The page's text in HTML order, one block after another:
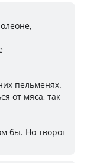
пельменях.
от мяса, так
бы. Но творог